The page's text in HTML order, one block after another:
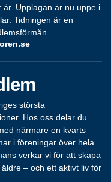
år. Upplagan är nu uppe i
Tidningen är en
största
Hos oss delar du
närmare en kvarts
i föreningar över hela
verkar vi för att skapa
– och ett aktivt liv för